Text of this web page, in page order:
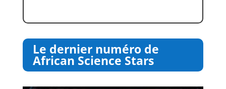
Le dernier numéro de
African Science Stars